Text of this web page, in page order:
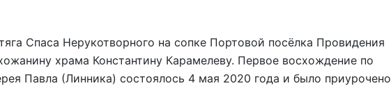
Спаса Нерукотворного на сопке Портовой посёлка Провидения
храма Константину Карамелеву. Первое восхождение по
Павла (Линника) состоялось 4 мая 2020 года и было приурочено